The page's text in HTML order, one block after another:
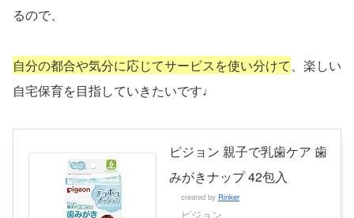
るので、
自分の都合や気分に応じてサービスを使い分けて、楽しい
自宅保育を目指していきたいです♩
ピジョン 親子で乳歯ケア 歯
みがきナップ 42包入
created by Rinker
ピジョン